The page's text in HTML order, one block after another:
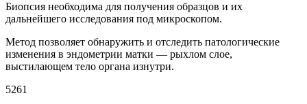
Биопсия необходима для получения образцов и их
дальнейшего исследования под микроскопом.
Метод позволяет обнаружить и отследить патологические
изменения в эндометрии матки — рыхлом слое,
выстилающем тело органа изнутри.
5261